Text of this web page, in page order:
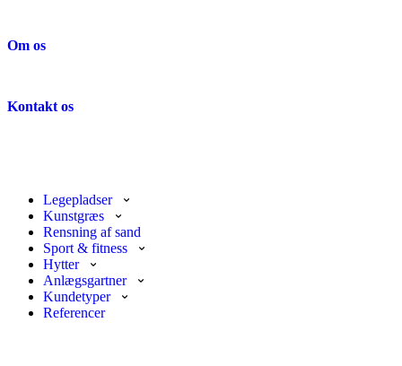
Om os
Kontakt os
Legepladser
Kunstgræs
Rensning af sand
Sport & fitness
Hytter
Anlægsgartner
Kundetyper
Referencer